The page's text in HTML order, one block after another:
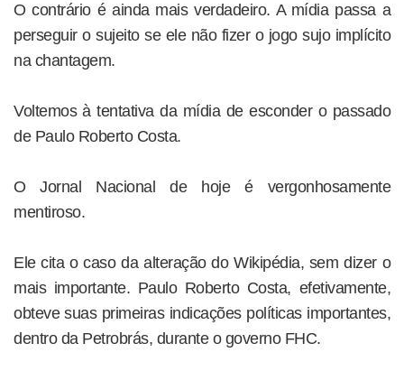
O contrário é ainda mais verdadeiro. A mídia passa a
perseguir o sujeito se ele não fizer o jogo sujo implícito
na chantagem.
Voltemos à tentativa da mídia de esconder o passado
de Paulo Roberto Costa.
O Jornal Nacional de hoje é vergonhosamente
mentiroso.
Ele cita o caso da alteração do Wikipédia, sem dizer o
mais importante. Paulo Roberto Costa, efetivamente,
obteve suas primeiras indicações políticas importantes,
dentro da Petrobrás, durante o governo FHC.